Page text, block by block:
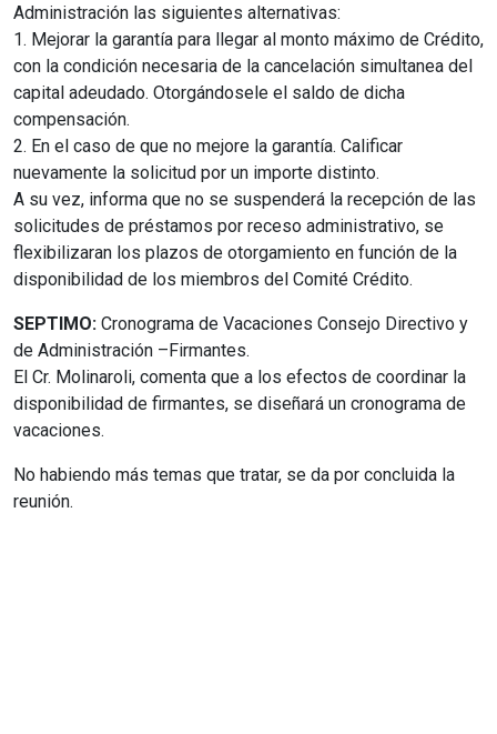
Administración las siguientes alternativas:
1. Mejorar la garantía para llegar al monto máximo de Crédito,
con la condición necesaria de la cancelación simultanea del
capital adeudado. Otorgándosele el saldo de dicha
compensación.
2. En el caso de que no mejore la garantía. Calificar
nuevamente la solicitud por un importe distinto.
A su vez, informa que no se suspenderá la recepción de las
solicitudes de préstamos por receso administrativo, se
flexibilizaran los plazos de otorgamiento en función de la
disponibilidad de los miembros del Comité Crédito.
SEPTIMO: Cronograma de Vacaciones Consejo Directivo y
de Administración –Firmantes.
El Cr. Molinaroli, comenta que a los efectos de coordinar la
disponibilidad de firmantes, se diseñará un cronograma de
vacaciones.
No habiendo más temas que tratar, se da por concluida la
reunión.